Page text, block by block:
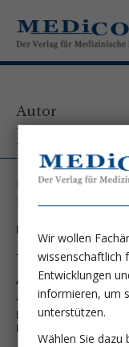
Autor
Nina von
Israelitisches
Kontakt unter:
Autor von
Ausgabe 2/14
Der Aufbau
Krankenhaus
Wir wollen
wissenschaftlich
Entwicklungen
informieren, um
unterstützen.
Wählen Sie dazu